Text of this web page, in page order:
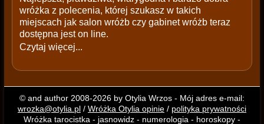
wróżka z polecenia, której szukasz w takich
miejscach jak salon wróżb czy gabinet wróżb teraz
dostępna jest on line.
Czytaj więcej...
© and author 2008-2026 by Otylia Wrzos - Mój adres e-mail:
wrozka@otylia.pl/ Wróżka Otylia opinie/ polityka prywatności
Wróżka tarocistka - jasnowidz - numerologia - horoskopy -